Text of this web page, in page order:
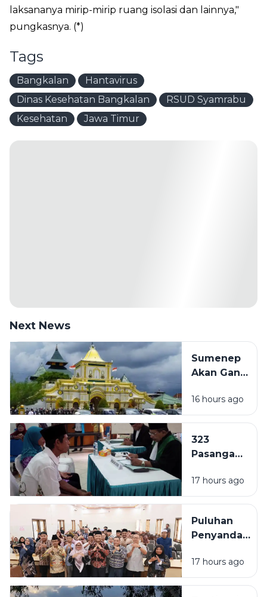
laksananya mirip-mirip ruang isolasi dan lainnya,"
pungkasnya. (*)
Tags
Bangkalan
Hantavirus
Dinas Kesehatan Bangkalan
RSUD Syamrabu
Kesehatan
Jawa Timur
Next News
Sumenep
Akan Ganti
Kabupaten
Kepulauan,
Akademik
Mulai
16 hours ago
323
Pasangan
Sampang
Ajukan
Nikah per
Januari-
17 hours ago
Puluhan
Penyandang
di Sampang
Ikuti
17 hours ago